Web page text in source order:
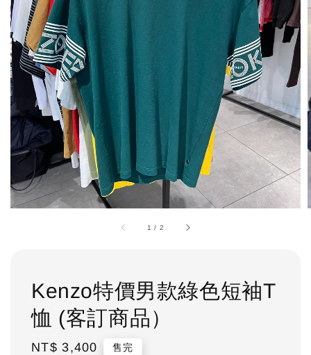
1 / 2
Kenzo特價男款綠色短袖T
恤 (客訂商品）
Regular
NT$ 3,400 售完